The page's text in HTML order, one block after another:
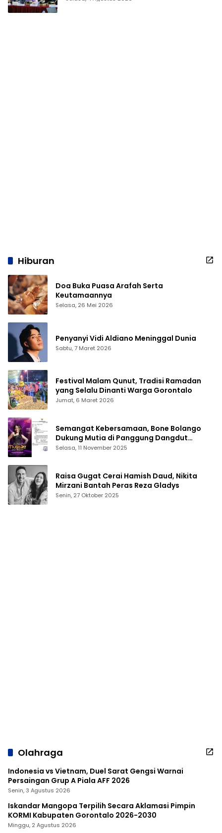
Hiburan
Doa Buka Puasa Arafah Serta
Keutamaannya
Selasa, 26 Mei 2026
Penyanyi Vidi Aldiano Meninggal Dunia
Sabtu, 7 Maret 2026
Festival Malam Qunut, Tradisi Ramadan
yang Selalu Dinanti Warga Gorontalo
Jumat, 6 Maret 2026
Semangat Kebersamaan, Bone Bolango
Dukung Mutia di Panggung Dangdut
Academy 7
Selasa, 11 November 2025
Raisa Gugat Cerai Hamish Daud, Nikita
Mirzani Bantah Peras Reza Gladys
Senin, 27 Oktober 2025
Olahraga
Indonesia vs Vietnam, Duel Sarat Gengsi Warnai
Persaingan Grup A Piala AFF 2026
Senin, 3 Agustus 2026
Iskandar Mangopa Terpilih Secara Aklamasi Pimpin
KORMI Kabupaten Gorontalo 2026-2030
Minggu, 2 Agustus 2026